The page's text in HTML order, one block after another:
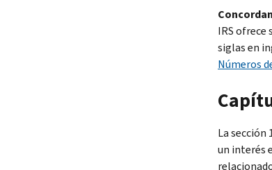
IRSofrece
siglas en
Números
La sección
un interés